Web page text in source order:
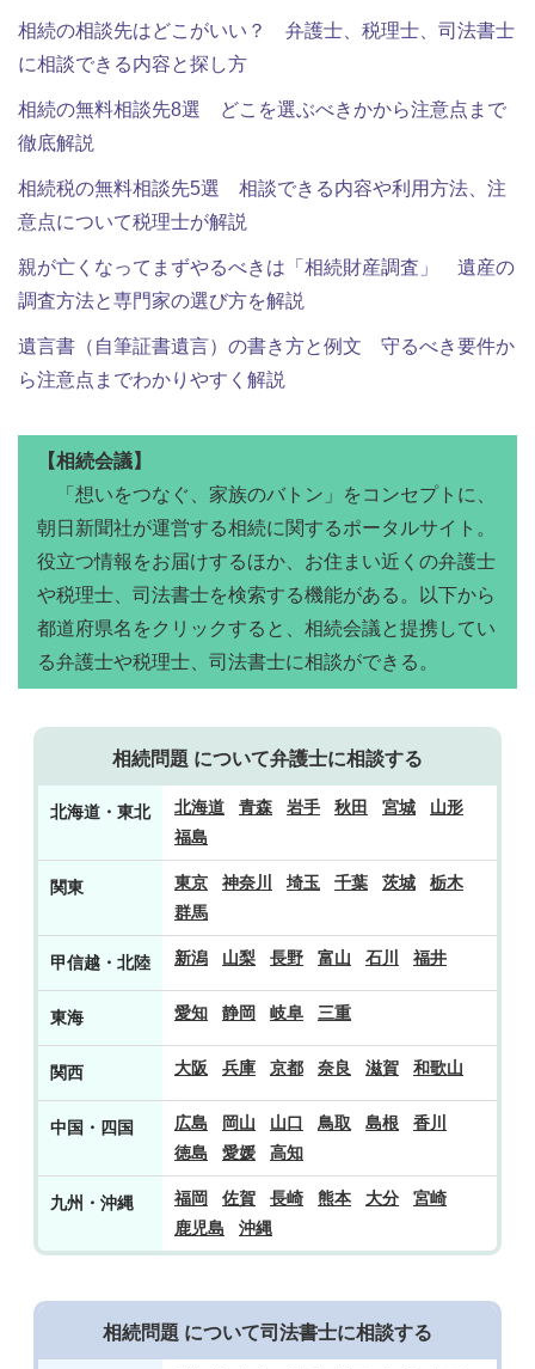
相続の相談先はどこがいい？ 弁護士、税理士、司法書士
に相談できる内容と探し方
相続の無料相談先8選 どこを選ぶべきかから注意点まで
徹底解説
相続税の無料相談先5選 相談できる内容や利用方法、注
意点について税理士が解説
親が亡くなってまずやるべきは「相続財産調査」 遺産の
調査方法と専門家の選び方を解説
遺言書（自筆証書遺言）の書き方と例文 守るべき要件か
ら注意点までわかりやすく解説
【相続会議】
「想いをつなぐ、家族のバトン」をコンセプトに、
朝日新聞社が運営する相続に関するポータルサイト。
役立つ情報をお届けするほか、お住まい近くの弁護士
や税理士、司法書士を検索する機能がある。以下から
都道府県名をクリックすると、相続会議と提携してい
る弁護士や税理士、司法書士に相談ができる。
相続問題 について弁護士に相談する
北海道・東北 北海道 青森 岩手 秋田 宮城
山形
福島
関東 東京 神奈川 埼玉 千葉 茨城
栃木
群馬
甲信越・北陸 新潟 山梨 長野 富山 石川 福井
東海 愛知 静岡 岐阜 三重
関西 大阪 兵庫 京都 奈良 滋賀 和歌山
中国・四国 広島 岡山 山口 鳥取 島根
香川
徳島
愛媛 高知
九州・沖縄 福岡 佐賀 長崎 熊本 大分
宮崎
鹿児島
沖縄
相続問題 について司法書士に相談する